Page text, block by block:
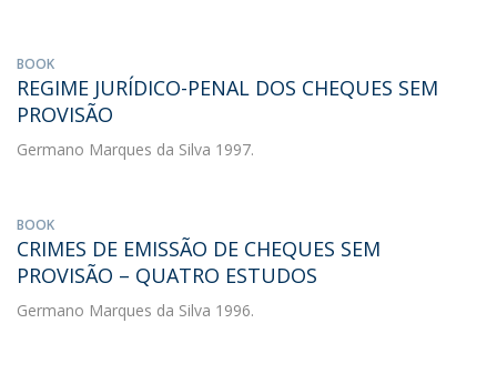
BOOK
REGIME JURÍDICO-PENAL DOS CHEQUES SEM
PROVISÃO
Germano Marques da Silva 1997.
BOOK
CRIMES DE EMISSÃO DE CHEQUES SEM
PROVISÃO – QUATRO ESTUDOS
Germano Marques da Silva 1996.